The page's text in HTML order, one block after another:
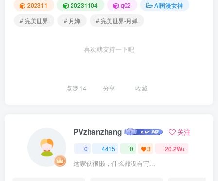
202311 20231104 q02
AI国漫女神
# 完美世界
# 月婵 # 完美世界-月婵
喜欢就支持一下吧
点赞14 分享 收藏
PVzhanzhang 关注
0 4415 0 3 20.2W+
这家伙很懒，什么都没有写...